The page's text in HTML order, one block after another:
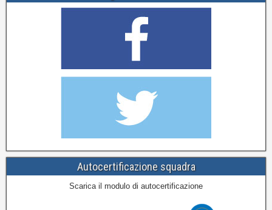
Autocertificazione squadra
Scarica il modulo di autocertificazione